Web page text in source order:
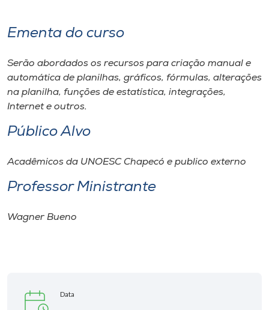
Cultura
CPA
Biblioteca
Editora
Ementa do curso
Serão abordados os recursos para criação manual e
automática de planilhas, gráficos, fórmulas, alterações
na planilha, funções de estatística, integrações,
Internet e outros.
Público Alvo
Acadêmicos da UNOESC Chapecó e publico externo
Professor Ministrante
Wagner Bueno
Data